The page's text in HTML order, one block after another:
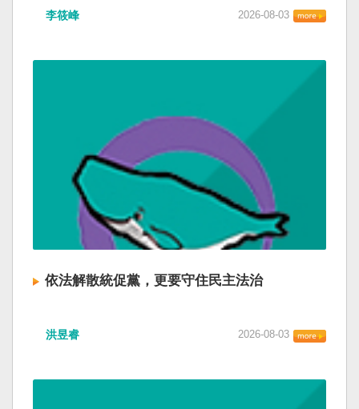
李筱峰 2026-08-03
依法解散統促黨，更要守住民主法治
洪昱睿 2026-08-03